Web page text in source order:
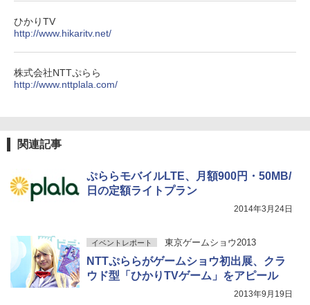
ひかりTV
http://www.hikaritv.net/
株式会社NTTぷらら
http://www.nttplala.com/
関連記事
ぷららモバイルLTE、月額900円・50MB/
日の定額ライトプラン
2014年3月24日
イベントレポート 東京ゲームショウ2013
NTTぷららがゲームショウ初出展、クラ
ウド型「ひかりTVゲーム」をアピール
2013年9月19日